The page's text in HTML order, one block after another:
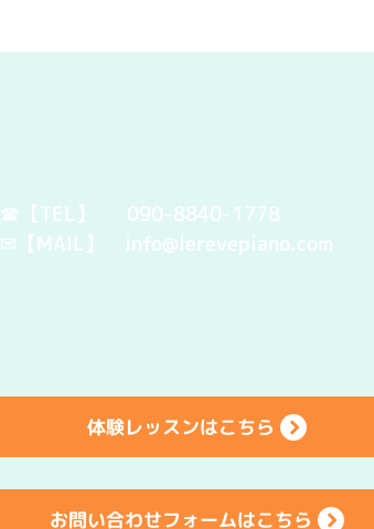
☎【TEL】 090-8840-1778
​✉【MAIL】 info@lerevepiano.com
体験レッスンはこちら
お問い合わせフォームはこちら